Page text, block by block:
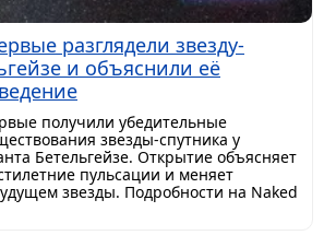
разглядели звезду-
и объяснили её
получили убедительные
звезды-спутника у
Бетельгейзе. Открытие объясняет
пульсации и меняет
звезды. Подробности на Naked